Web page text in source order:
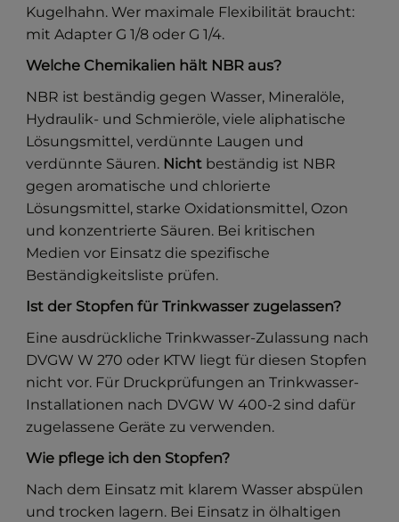
Kugelhahn. Wer maximale Flexibilität braucht:
mit Adapter G 1/8 oder G 1/4.
Welche Chemikalien hält NBR aus?
NBR ist beständig gegen Wasser, Mineralöle,
Hydraulik- und Schmieröle, viele aliphatische
Lösungsmittel, verdünnte Laugen und
verdünnte Säuren. Nicht beständig ist NBR
gegen aromatische und chlorierte
Lösungsmittel, starke Oxidationsmittel, Ozon
und konzentrierte Säuren. Bei kritischen
Medien vor Einsatz die spezifische
Beständigkeitsliste prüfen.
Ist der Stopfen für Trinkwasser zugelassen?
Eine ausdrückliche Trinkwasser-Zulassung nach
DVGW W 270 oder KTW liegt für diesen Stopfen
nicht vor. Für Druckprüfungen an Trinkwasser-
Installationen nach DVGW W 400-2 sind dafür
zugelassene Geräte zu verwenden.
Wie pflege ich den Stopfen?
Nach dem Einsatz mit klarem Wasser abspülen
und trocken lagern. Bei Einsatz in ölhaltigen